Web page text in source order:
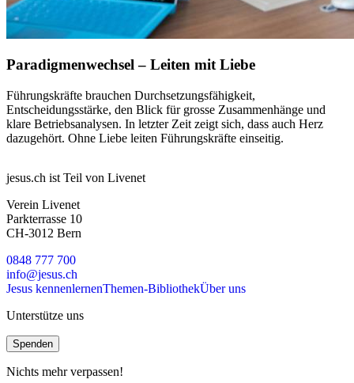
Paradigmenwechsel – Leiten mit Liebe
Führungskräfte brauchen Durchsetzungsfähigkeit,
Entscheidungsstärke, den Blick für grosse Zusammenhänge und
klare Betriebsanalysen. In letzter Zeit zeigt sich, dass auch Herz
dazugehört. Ohne Liebe leiten Führungskräfte einseitig.
jesus.ch ist Teil von Livenet
Verein Livenet
Parkterrasse 10
CH-3012 Bern
0848 777 700
info@jesus.ch
Jesus kennenlernenThemen-BibliothekÜber uns
Unterstütze uns
Spenden
Nichts mehr verpassen!